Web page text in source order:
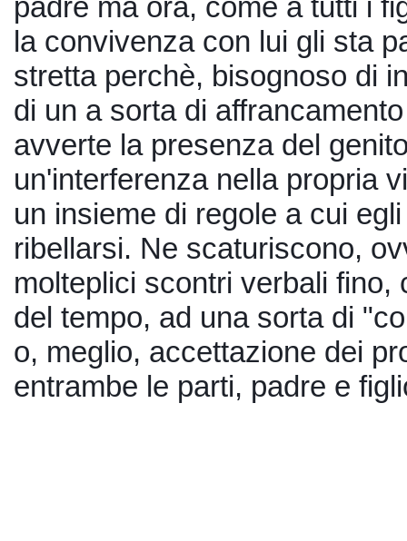
padre ma ora, come a tutti i
la convivenza con lui gli sta
stretta perchè, bisognoso di
di un a sorta di
avverte la presenza del
un'interferenza nella propria
un insieme di regole a cui
ribellarsi. Ne scaturiscono,
molteplici scontri verbali fino,
del tempo, ad una sorta di
o, meglio, accettazione dei
entrambe le parti, padre e